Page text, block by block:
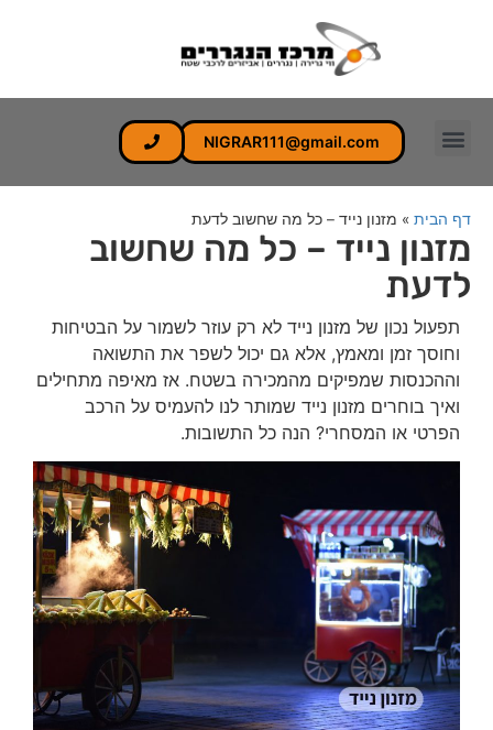
NIGRAR111@gmail.com
דף הבית » מזנון נייד – כל מה שחשוב לדעת
מזנון נייד – כל מה שחשוב
לדעת
תפעול נכון של מזנון נייד לא רק עוזר לשמור על הבטיחות
וחוסך זמן ומאמץ, אלא גם יכול לשפר את התשואה
וההכנסות שמפיקים מהמכירה בשטח. אז מאיפה מתחילים
ואיך בוחרים מזנון נייד שמותר לנו להעמיס על הרכב
הפרטי או המסחרי? הנה כל התשובות.